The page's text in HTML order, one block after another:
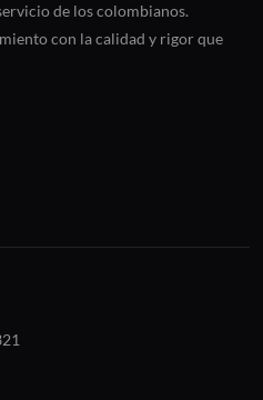
de los colombianos.
con la calidad y rigor que